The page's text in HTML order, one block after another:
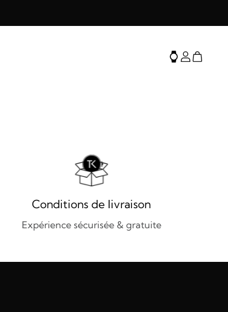
Conditions de livraison
Expérience sécurisée & gratuite